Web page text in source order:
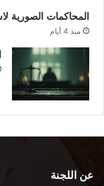
المحاكمات الصورية
منذ 4 أيام
عن اللجنة